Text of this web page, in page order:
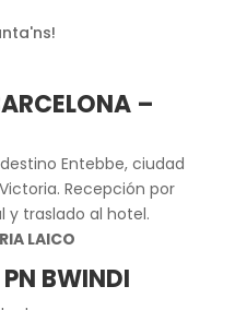
–
Entebbe, ciudad
Recepción por
y traslado al hotel.
LAICO
BWINDI